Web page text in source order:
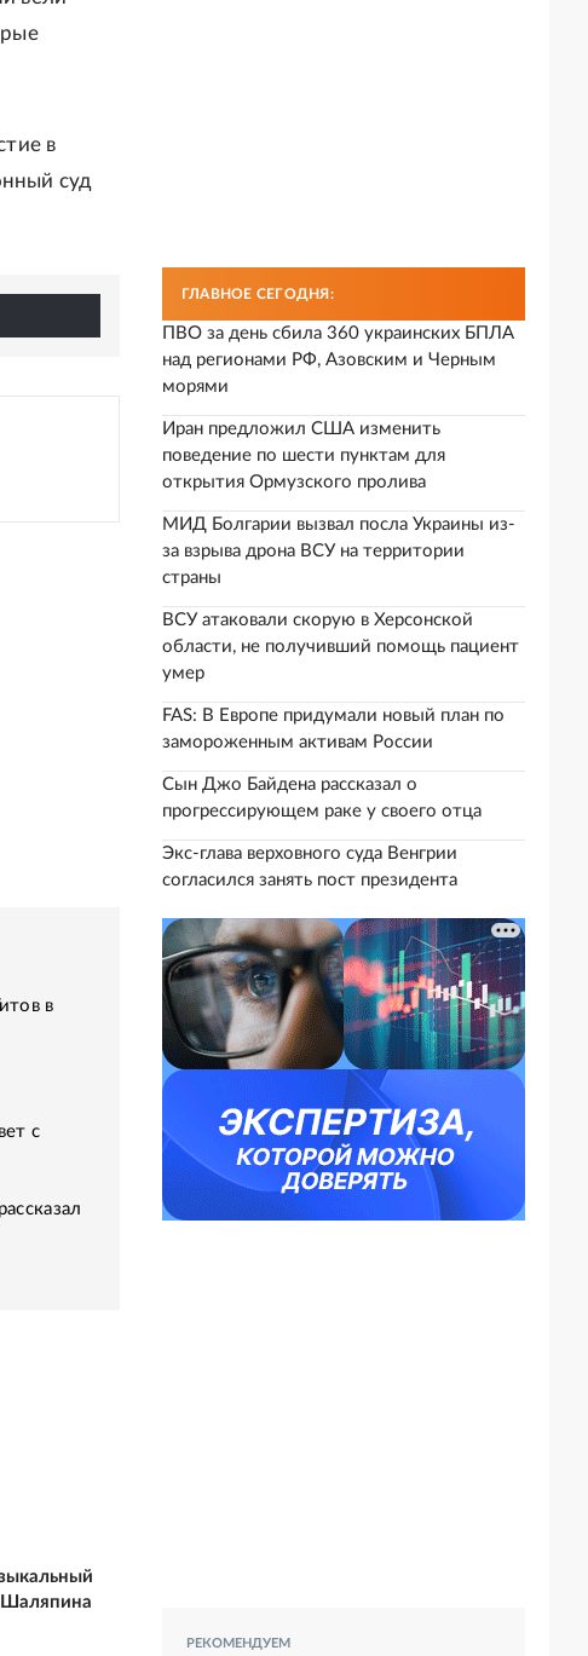
в
суд
в
с
Шаляпина
ГЛАВНОЕ СЕГОДНЯ:
ПВО за день сбила 360 украинских БПЛА
над регионами РФ, Азовским и Черным
морями
Иран предложил США изменить
поведение по шести пунктам для
открытия Ормузского пролива
МИД Болгарии вызвал посла Украины из-
за взрыва дрона ВСУ на территории
страны
ВСУ атаковали скорую в Херсонской
области, не получивший помощь пациент
умер
FAS: В Европе придумали новый план по
замороженным активам России
Сын Джо Байдена рассказал о
прогрессирующем раке у своего отца
Экс-глава верховного суда Венгрии
согласился занять пост президента
РЕКОМЕНДУЕМ